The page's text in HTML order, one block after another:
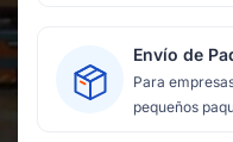
Envío de
Para
pequeños